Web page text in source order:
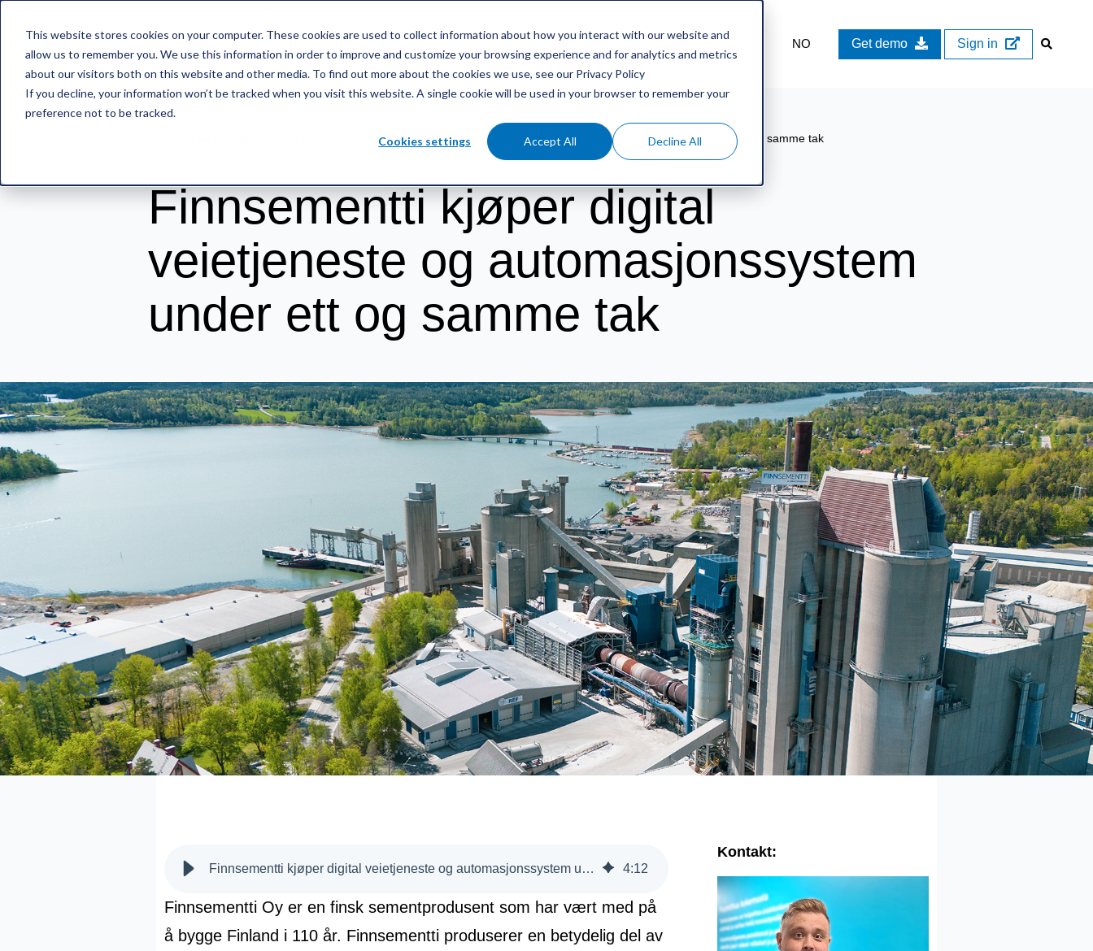
This website stores cookies on your computer. These cookies are used to collect information about how you interact with our website and
allow us to remember you. We use this information in order to improve and customize your browsing experience and for analytics and metrics
about our visitors both on this website and other media. To find out more about the cookies we use, see our Privacy Policy
If you decline, your information won’t be tracked when you visit this website. A single cookie will be used in your browser to remember your
preference not to be tracked.
Cookies settings Accept All Decline All
FUNKSJONER HENVISNING RESSURSER KONTAKT NO Get demo Sign in
Finnsementti kjøper digital veietjeneste og automasjonssystem under ett og samme tak
Finnsementti kjøper digital
veietjeneste og automasjonssystem
under ett og samme tak
Finnsementti kjøper digital veietjeneste og automasjonssystem under ett og samme tak 4:12
Finnsementti Oy er en finsk sementprodusent som har vært med på
å bygge Finland i 110 år. Finnsementti produserer en betydelig del av
Kontakt: